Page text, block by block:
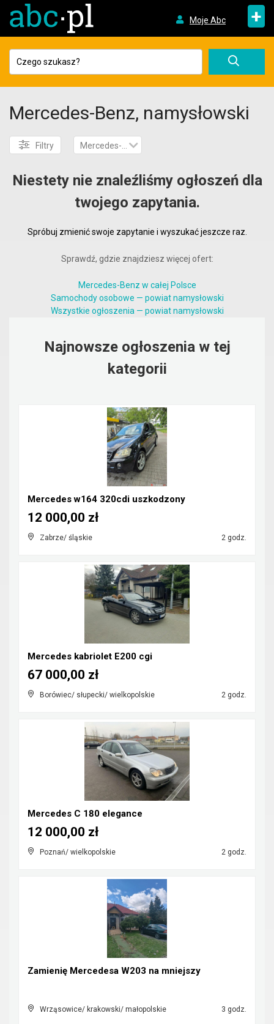
Moje Abc +
Mercedes-Benz, namysłowski
Filtry Mercedes-Benz
Niestety nie znaleźliśmy ogłoszeń dla
twojego zapytania.
Spróbuj zmienić swoje zapytanie i wyszukać jeszcze raz.
Sprawdź, gdzie znajdziesz więcej ofert:
Mercedes-Benz w całej Polsce
Samochody osobowe — powiat namysłowski
Wszystkie ogłoszenia — powiat namysłowski
Najnowsze ogłoszenia w tej
kategorii
Mercedes w164 320cdi uszkodzony
Zabrze/ śląskie 2 godz.
12 000,00 zł
Mercedes kabriolet E200 cgi
Borówiec/ słupecki/ wielkopolskie 2 godz.
67 000,00 zł
Mercedes C 180 elegance
Poznań/ wielkopolskie 2 godz.
12 000,00 zł
Zamienię Mercedesa W203 na mniejszy
Wrząsowice/ krakowski/ małopolskie 3 godz.